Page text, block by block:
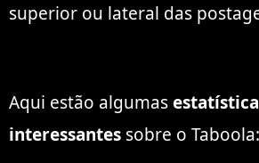
superior ou lateral das
Aqui estão algumas
interessantes sobre o Taboola: